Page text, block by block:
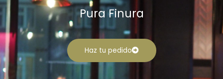
Pura Finura
Haz tu pedido